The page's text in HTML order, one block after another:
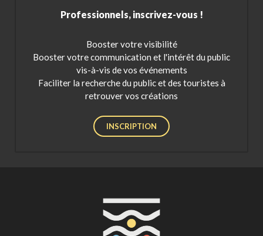
Professionnels, inscrivez-vous !
Booster votre visibilité
Booster votre communication et l'intérêt du public
vis-à-vis de vos événements
Faciliter la recherche du public et des touristes à
retrouver vos créations
INSCRIPTION